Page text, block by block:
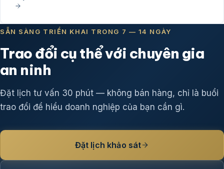
SẴN SÀNG TRIỂN KHAI TRONG 7 — 14 NGÀY
Trao đổi cụ thể với chuyên gia
an ninh
Đặt lịch tư vấn 30 phút — không bán hàng, chỉ là buổi
trao đổi để hiểu doanh nghiệp của bạn cần gì.
Đặt lịch khảo sát